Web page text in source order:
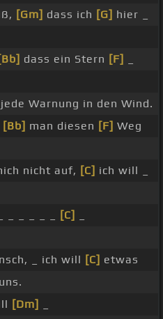
[Gm] dass ich [G] hier _
[Bb] dass ein Stern [F]
jede Warnung in den Wind.
[Bb] man diesen [F] Weg
nicht auf, [C] ich will _
[C]
_ ich will [C] etwas
uns.
[Dm]